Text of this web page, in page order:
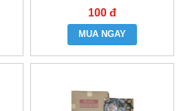
4JJ1
100 đ
MUA NGAY